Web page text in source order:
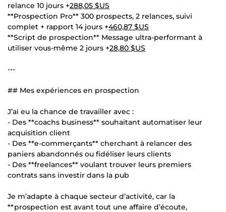
relance 10 jours +288,05 $US
**Prospection Pro** 300 prospects, 2 relances, suivi
complet + rapport 14 jours +460,87 $US
**Script de prospection** Message ultra-performant à
utiliser vous-même 2 jours +28,80 $US
---
## Mes expériences en prospection
J’ai eu la chance de travailler avec :
- Des **coachs business** souhaitant automatiser leur
acquisition client
- Des **e-commerçants** cherchant à relancer des
paniers abandonnés ou fidéliser leurs clients
- Des **freelances** voulant trouver leurs premiers
contrats sans investir dans la pub
Je m’adapte à chaque secteur d’activité, car la
**prospection est avant tout une affaire d’écoute,